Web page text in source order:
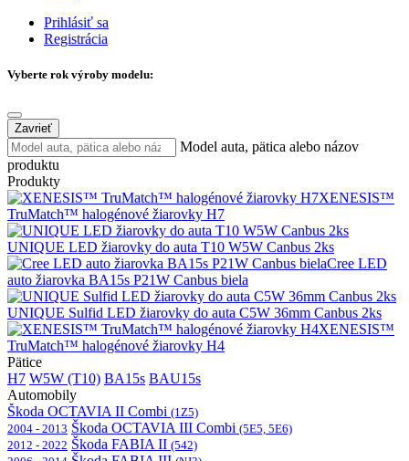
Prihlásiť sa
Registrácia
Vyberte rok výroby modelu:
Zavrieť
Model auta, pätica alebo názov
produktu
Produkty
XENESIS™
TruMatch™ halogénové žiarovky H7
UNIQUE LED žiarovky do auta T10 W5W Canbus 2ks
Cree LED
auto žiarovka BA15s P21W Canbus biela
UNIQUE Sulfid LED žiarovky do auta C5W 36mm Canbus 2ks
XENESIS™
TruMatch™ halogénové žiarovky H4
Pätice
H7 W5W (T10) BA15s BAU15s
Automobily
Škoda OCTAVIA II Combi (1Z5)
2004 - 2013 Škoda OCTAVIA III Combi (5E5, 5E6)
2012 - 2022 Škoda FABIA II (542)